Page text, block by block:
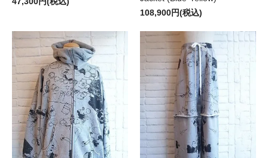
108,900円(税込)